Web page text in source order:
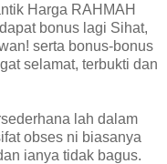
Harga RAHMAH
bonus lagi Sihat,
serta bonus-bonus
selamat, terbukti dan
lah dalam
obses ni biasanya
ianya tidak bagus.